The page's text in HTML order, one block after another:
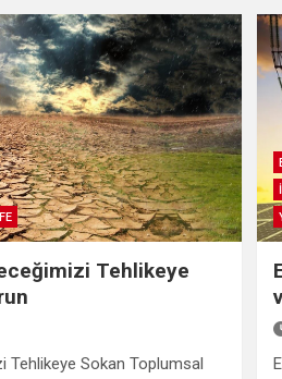
Tehlikeye
Tehlikeye Sokan Toplumsal